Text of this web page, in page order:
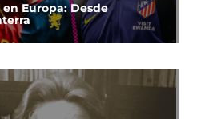
Europa: Desde